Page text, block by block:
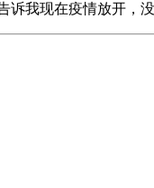
我现在疫情放开，